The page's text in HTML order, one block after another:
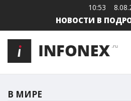
10:53
НОВОСТИ В
В МИРЕ